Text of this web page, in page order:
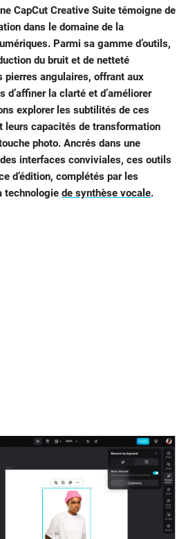
CapCut Creative Suite témoigne de
dans le domaine de la
Parmi sa gamme d’outils,
du bruit et de netteté
pierres angulaires, offrant aux
d’affiner la clarté et d’améliorer
explorer les subtilités de ces
leurs capacités de transformation
photo. Ancrés dans une
interfaces conviviales, ces outils
d’édition, complétés par les
technologie de synthèse vocale.